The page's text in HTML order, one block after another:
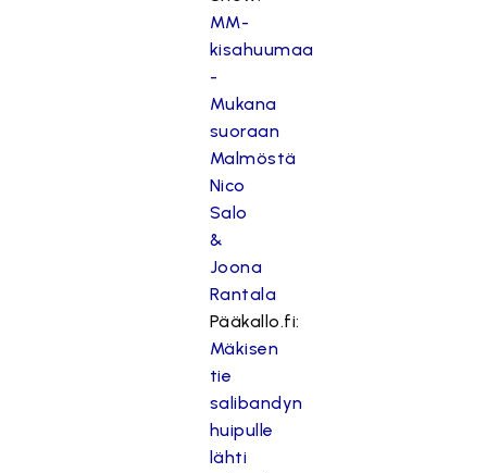
MM-
kisahuumaa
-
Mukana
suoraan
Malmöstä
Nico
Salo
&
Joona
Rantala
Pääkallo.fi:
Mäkisen
tie
salibandyn
huipulle
lähti